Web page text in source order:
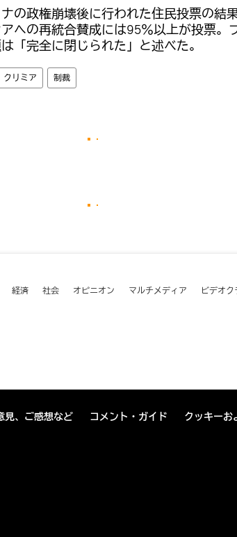
の政権崩壊後に行われた住民投票の結
への再統合賛成には95％以上が投票。
「完全に閉じられた」と述べた。
クリミア 制裁
経済 社会 オピニオン マルチメディア ビデオク
見、ご感想など コメント・ガイド クッキーお